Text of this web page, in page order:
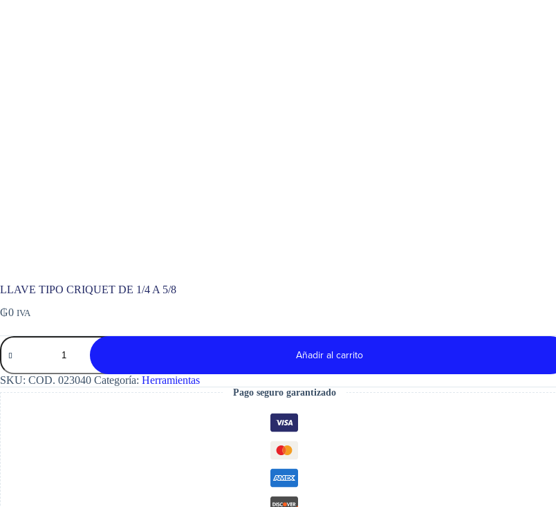
LLAVE TIPO CRIQUET DE 1/4 A 5/8
₲0 IVA
LLAVE
TIPO
CRIQUET
DE
1/4
A
5/8
cantidad
Añadir al carrito
SKU: COD. 023040 Categoría: Herramientas
Pago seguro garantizado